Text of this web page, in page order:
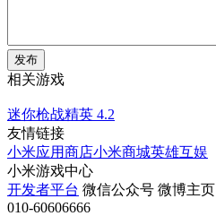
发布
相关游戏
迷你枪战精英 4.2
友情链接
小米应用商店小米商城英雄互娱
小米游戏中心
开发者平台 微信公众号 微博主页
010-60606666